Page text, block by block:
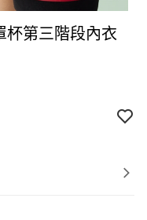
杯第三階段內衣